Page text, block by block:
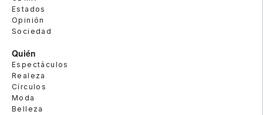
Estados
Opinión
Sociedad
Quién
Espectáculos
Realeza
Círculos
Moda
Belleza